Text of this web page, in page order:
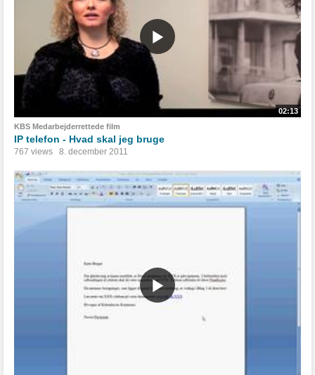
02:13
KBS Medarbejderrettede film
IP telefon - Hvad skal jeg bruge
767 views 8. december 2011